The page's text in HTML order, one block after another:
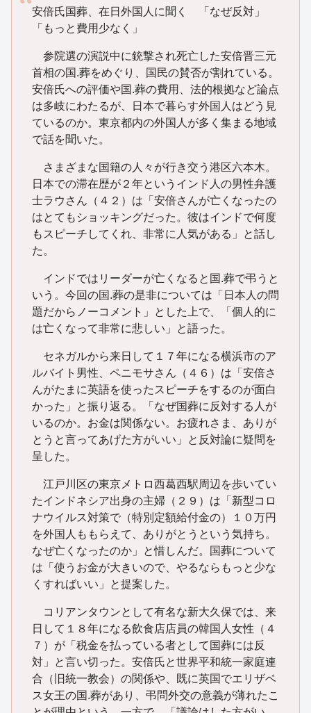
安倍氏国葬、在日外国人に聞く 「なぜ反対」
「もっと費用少なく」
参院選の演説中に銃撃され死亡した安倍晋三元
首相の国.葬をめぐり、国民の賛否が割れている。
安倍氏への評価や国.葬の費用、法的根拠など論点
は多岐にわたるが、日本で暮らす外国人はどう見
ているのか。東京都内の外国人が多く集まる地域
で話を聞いた。
さまざまな国籍の人々が行き交う港区六本木。
日本での滞在歴が２年というインド人の男性弁護
士ラウさん（４２）は「安倍さんが亡くなったの
はとてもショッキングだった。彼はインドで何度
もスピーチしてくれ、非常に人気がある」と話し
た。
インドではリーダーが亡くなると国.葬で弔うと
いう。今回の国.葬の是非については「日本人の問
題だからノーコメント」とした上で、「個人的に
は亡くなって非常に悲しい」と語った。
セネガルから来日して１７年になる横浜市のア
ルバイト男性、ペニモサさん（４６）は「安倍さ
んがたまに英語を使ったスピーチをするのが面白
かった」と振り返る。「なぜ国葬に反対する人が
いるのか。お金は関係ない。お疲れさま、ありが
とうと言ってあげた方がいい」と反対論に疑問を
呈した。
江戸川区の東京メトロ西葛西駅周辺を歩いてい
たインドネシア出身の主婦（２９）は「新型コロ
ナウイルス対策で（特別定額給付金の）１０万円
を外国人ももらえて、ありがとうという気持ち。
なぜ亡くなったのか」と惜しんだ。国葬について
は「使うお金が大きいので、やるならもっと少な
くすればいい」と提案した。
コリアンタウンとして有名な新大久保では、来
日して１８年になる飲食店店員の韓国人女性（４
７）が「税金を払っている者として国葬には反
対」と言い切った。安倍氏と世界平和統一家庭連
合（旧統一教会）の関係や、既に英国でエリザベ
ス女王の国.葬があり、弔問外交の意義が薄れたこ